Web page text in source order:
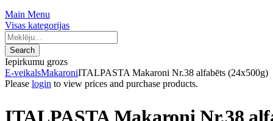
Main Menu
Visas kategorijas
Search
Iepirkumu grozs
E-veikalsMakaroniITALPASTA Makaroni Nr.38 alfabēts (24x500g)
Please login to view prices and purchase products.
ITALPASTA Makaroni Nr.38